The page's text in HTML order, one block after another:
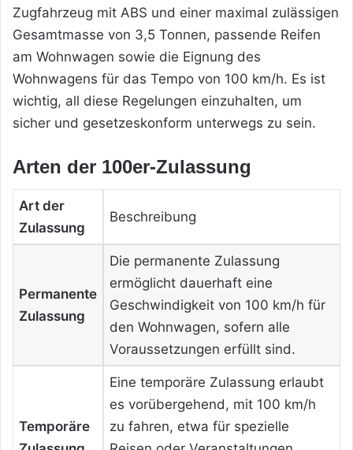
Zugfahrzeug mit ABS und einer maximal zulässigen
Gesamtmasse von 3,5 Tonnen, passende Reifen
am Wohnwagen sowie die Eignung des
Wohnwagens für das Tempo von 100 km/h. Es ist
wichtig, all diese Regelungen einzuhalten, um
sicher und gesetzeskonform unterwegs zu sein.
Arten der 100er-Zulassung
Art der
Zulassung
Beschreibung
Permanente
Zulassung
Die permanente Zulassung
ermöglicht dauerhaft eine
Geschwindigkeit von 100 km/h für
den Wohnwagen, sofern alle
Voraussetzungen erfüllt sind.
Temporäre
Eine temporäre Zulassung erlaubt
es vorübergehend, mit 100 km/h
zu fahren, etwa für spezielle